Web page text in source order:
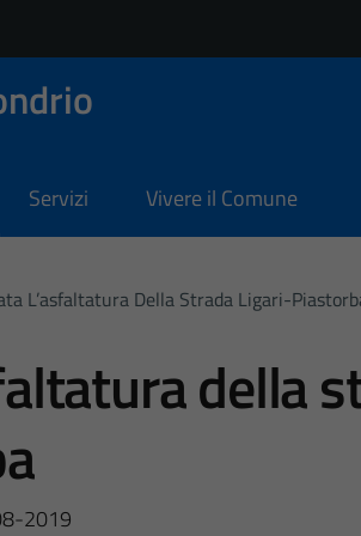
Servizi Vivere il Comune
L’asfaltatura Della Strada Ligari-
della
2019